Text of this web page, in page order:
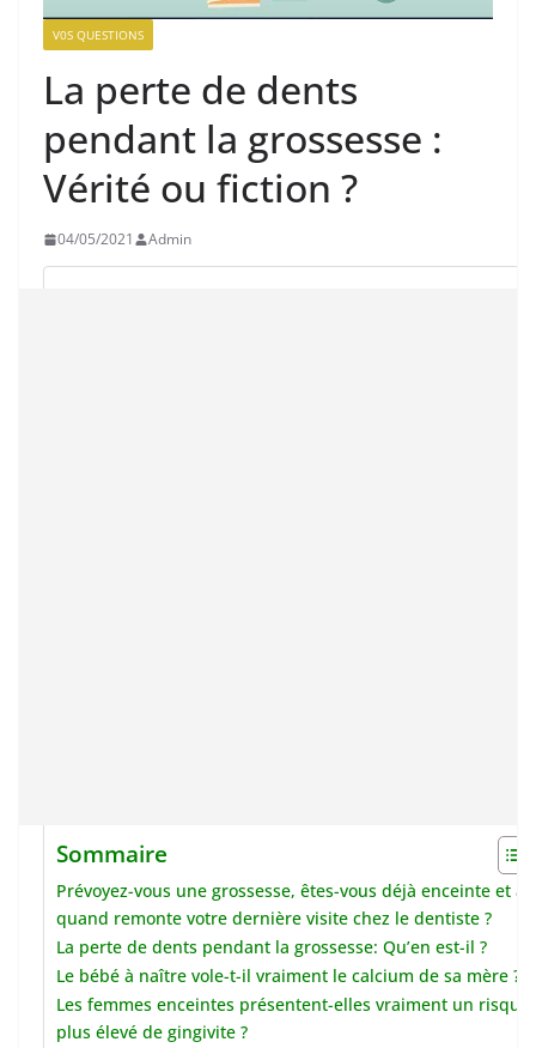
V0S QUESTIONS
La perte de dents
pendant la grossesse :
Vérité ou fiction ?
04/05/2021 Admin
Sommaire
Prévoyez-vous une grossesse, êtes-vous déjà enceinte et à
quand remonte votre dernière visite chez le dentiste ?
La perte de dents pendant la grossesse: Qu’en est-il ?
Le bébé à naître vole-t-il vraiment le calcium de sa mère ?
Les femmes enceintes présentent-elles vraiment un risque
plus élevé de gingivite ?